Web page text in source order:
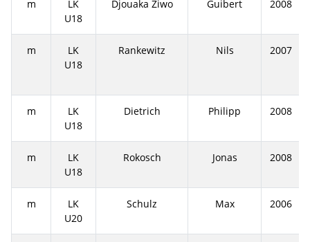
m
LK
U18
Djouaka Ziwo Guibert 2008
m
LK
U18
Rankewitz Nils 2007
m
LK
U18
Dietrich Philipp
2008
m
LK
U18
Rokosch Jonas 2008
m
LK
U20
Schulz Max 2006